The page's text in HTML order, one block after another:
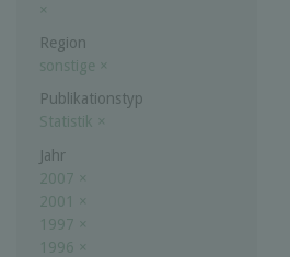
×
Region
sonstige ×
Publikationstyp
Statistik ×
Jahr
2007 ×
2001
×
1997 ×
1996 ×